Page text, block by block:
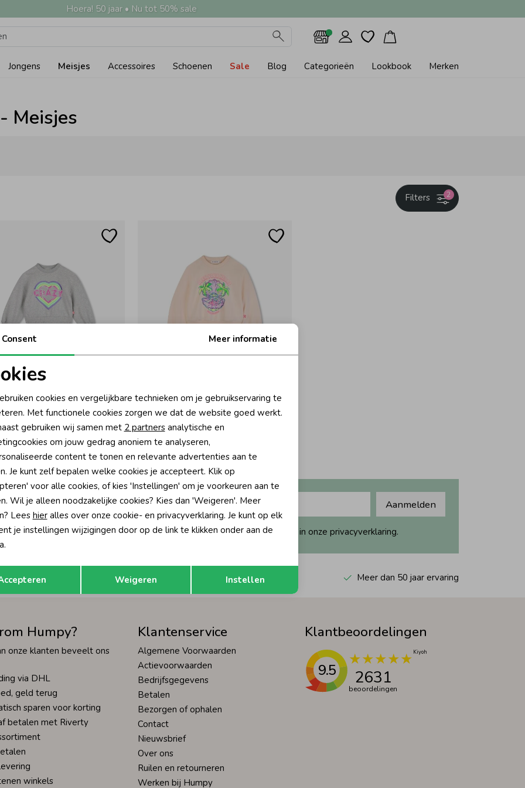
Hoera! 50 jaar • Nu tot 50% sale
Jongens Meisjes Accessoires Schoenen Sale Blog Categorieën Lookbook Merken
Meisjes
2
Filters
met pailletten Crazy Wit Sweatshirt 148 Beige
27,50 55,00
direct 10% korting* op je
Aanmelden
Hoe we met je data omgaan? Bekijk dit in onze privacyverklaring.
sparen voor korting Wij scoren een 9,4 op Kiyoh Meer dan 50 jaar ervaring
Humpy?
onze klanten beveelt ons
via DHL
geld terug
sparen voor korting
betalen met Riverty
winkels
Klantenservice
Algemene Voorwaarden
Actievoorwaarden
Bedrijfsgegevens
Betalen
Bezorgen of ophalen
Contact
Nieuwsbrief
Over ons
Ruilen en retourneren
Werken bij Humpy
Klantbeoordelingen
9.5 2631
beoordelingen
cookies
cookies Marketing cookies
Terug Opslaan
Consent Meer informatie
cookies en vergelijkbare technieken om je gebruikservaring te
Met functionele cookies zorgen we dat de website goed werkt.
gebruiken wij samen met 2 partnersanalytische en
om jouw gedrag anoniem te analyseren,
content te tonen en relevante advertenties aan te
Je kunt zelf bepalen welke cookies je accepteert. Klik op
voor alle cookies, of kies 'Instellingen' om je voorkeuren aan te
Wil je alleen noodzakelijke cookies? Kies dan 'Weigeren'. Meer
Lees hieralles over onze cookie- en privacyverklaring. Je kunt op elk
je instellingen wijzigingen door op de link te klikken onder aan de
Weigeren Instellen